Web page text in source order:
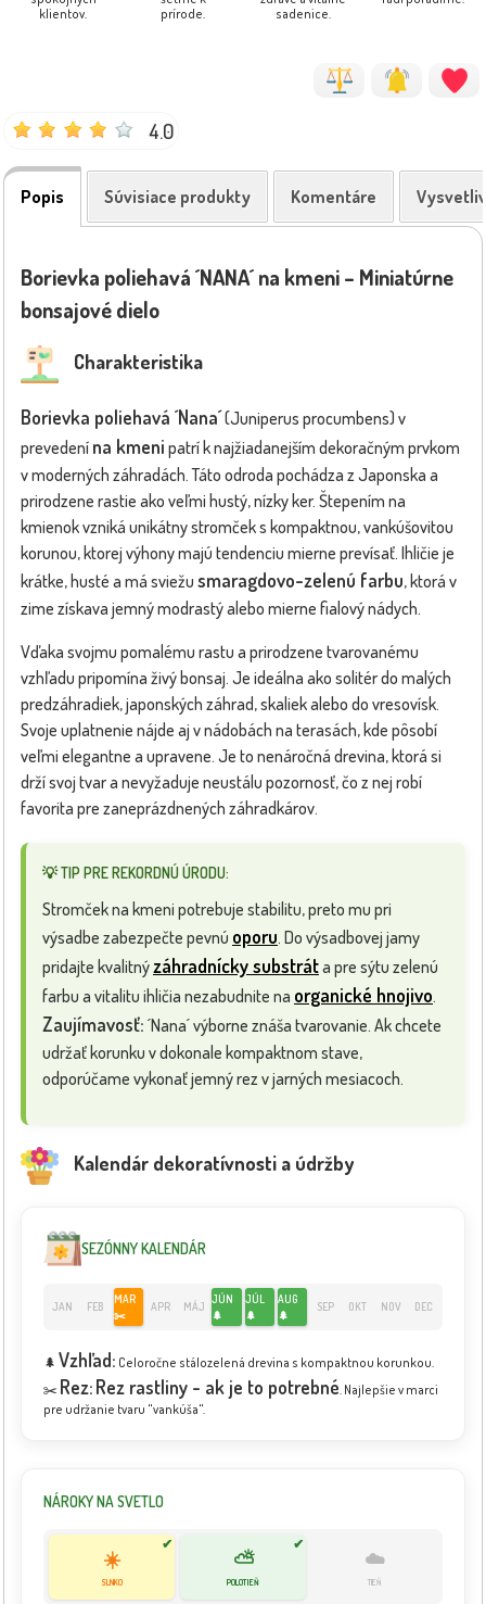
klientov.
prírode.
sadenice.
4.0
Popis Súvisiace produkty Komentáre
Borievka poliehavá ´NANA´ na kmeni – Miniatúrne
bonsajové dielo
Charakteristika
Borievka poliehavá ´Nana´(Juniperus procumbens) v
prevedení na kmeni patrí k najžiadanejším dekoračným prvkom
v moderných záhradách. Táto odroda pochádza z Japonska a
prirodzene rastie ako veľmi hustý, nízky ker. Štepením na
kmienok vzniká unikátny stromček s kompaktnou, vankúšovitou
korunou, ktorej výhony majú tendenciu mierne prevísať. Ihličie je
krátke, husté a má sviežu smaragdovo-zelenú farbu, ktorá v
zime získava jemný modrastý alebo mierne fialový nádych.
Vďaka svojmu pomalému rastu a prirodzene tvarovanému
vzhľadu pripomína živý bonsaj. Je ideálna ako solitér do malých
predzáhradiek, japonských záhrad, skaliek alebo do vresovísk.
Svoje uplatnenie nájde aj v nádobách na terasách, kde pôsobí
veľmi elegantne a upravene. Je to nenáročná drevina, ktorá si
drží svoj tvar a nevyžaduje neustálu pozornosť, čo z nej robí
favorita pre zaneprázdnených záhradkárov.
💡 TIP PRE REKORDNÚ ÚRODU:
Stromček na kmeni potrebuje stabilitu, preto mu pri
výsadbe zabezpečte pevnú oporu. Do výsadbovej jamy
pridajte kvalitnýzáhradnícky substráta pre sýtu zelenú
farbu a vitalitu ihličia nezabudnite na organické hnojivo.
Zaujímavosť: ´Nana´ výborne znáša tvarovanie. Ak chcete
udržať korunku v dokonale kompaktnom stave,
odporúčame vykonať jemný rez v jarných mesiacoch.
Kalendár dekoratívnosti a údržby
SEZÓNNY KALENDÁR
JAN FEB
MAR
✂️
APR MÁJ
JÚN
🌲
JÚL
🌲
AUG
🌲
SEP OKT NOV DEC
🌲 Vzhľad: Celoročne stálozelená drevina s kompaktnou korunkou.
✂️ Rez:Rez rastliny - ak je to potrebné. Najlepšie v marci
pre udržanie tvaru "vankúša".
NÁROKY NA SVETLO
✔
☀️
SLNKO
✔
⛅
POLOTIEŇ
☁️
TIEŇ